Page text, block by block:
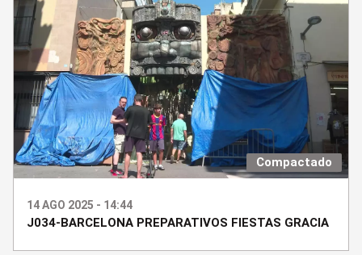
Compactado
14 AGO 2025 - 14:44
J034-BARCELONA PREPARATIVOS FIESTAS GRACIA